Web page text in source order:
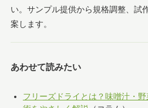
い。サンプル提供から規格調整、試
案します。
あわせて読みたい
フリーズドライとは？味噌汁・